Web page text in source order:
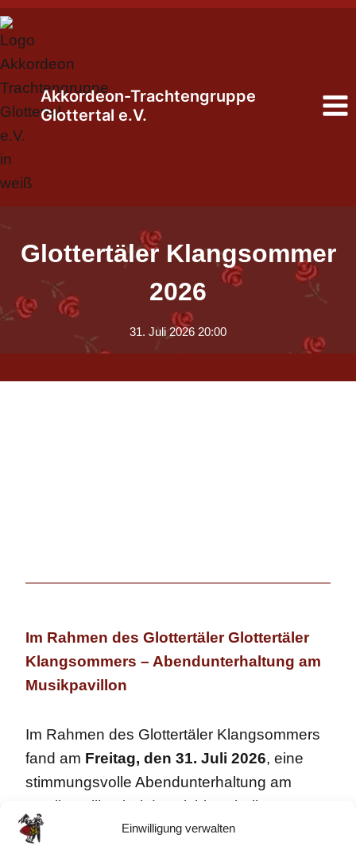
Einwilligung verwalten
Zum
Inhalt
springen
Akkordeon-Trachtengruppe
Glottertal e.V.
Glottertäler Klangsommer
2026
31. Juli 2026 20:00
Im Rahmen des Glottertäler Glottertäler
Klangsommers – Abendunterhaltung am
Musikpavillon
Im Rahmen des Glottertäler Klangsommers
fand am Freitag, den 31. Juli 2026, eine
stimmungsvolle Abendunterhaltung am
Musikpavillon bei der Eichberghalle statt.